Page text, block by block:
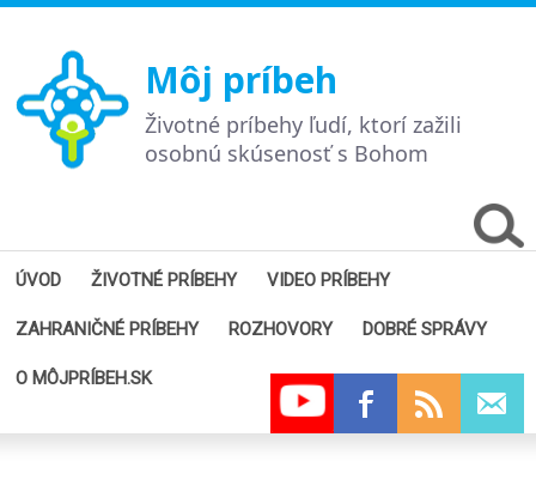
Môj príbeh
Životné príbehy ľudí, ktorí zažili
osobnú skúsenosť s Bohom
ÚVOD ŽIVOTNÉ PRÍBEHY VIDEO PRÍBEHY
ZAHRANIČNÉ PRÍBEHY ROZHOVORY DOBRÉ SPRÁVY
O MÔJPRÍBEH.SK